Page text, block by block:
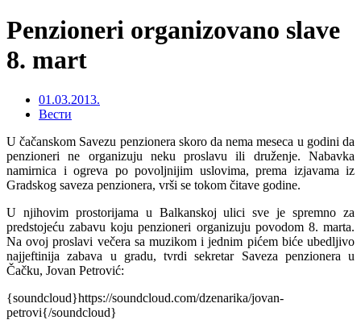
Penzioneri organizovano slave
8. mart
01.03.2013.
Вести
U čačanskom Savezu penzionera skoro da nema meseca u godini da
penzioneri ne organizuju neku proslavu ili druženje. Nabavka
namirnica i ogreva po povoljnijim uslovima, prema izjavama iz
Gradskog saveza penzionera, vrši se tokom čitave godine.
U njihovim prostorijama u Balkanskoj ulici sve je spremno za
predstojeću zabavu koju penzioneri organizuju povodom 8. marta.
Na ovoj proslavi večera sa muzikom i jednim pićem biće ubedljivo
najjeftinija zabava u gradu, tvrdi sekretar Saveza penzionera u
Čačku, Jovan Petrović:
{soundcloud}https://soundcloud.com/dzenarika/jovan-
petrovi{/soundcloud}